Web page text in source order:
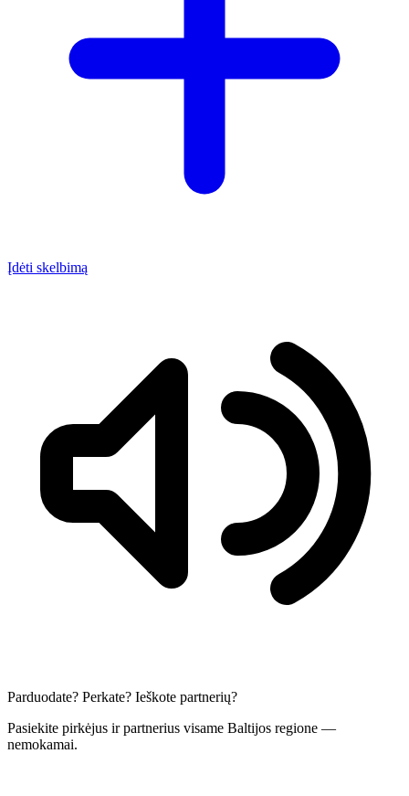
Įdėti skelbimą
Parduodate? Perkate? Ieškote partnerių?
Pasiekite pirkėjus ir partnerius visame Baltijos regione —
nemokamai.